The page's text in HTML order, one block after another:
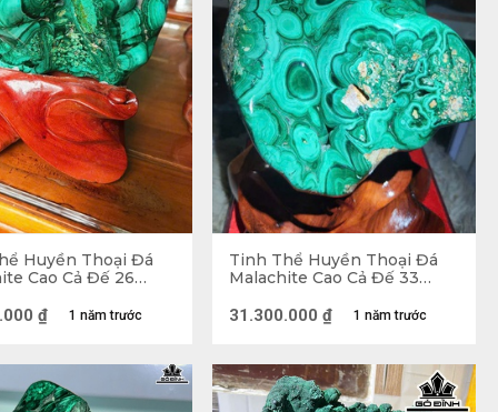
4,235kg
Huyền Thoại Đá
Cao Cả Đế 26
1 năm trước
₫
Tinh Thể Huyền Thoại Đá
Malachite Cao Cả Đế 33
1 năm trước
31.300.000 ₫